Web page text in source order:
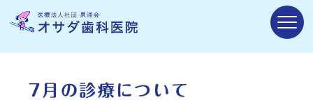
7月の診療について